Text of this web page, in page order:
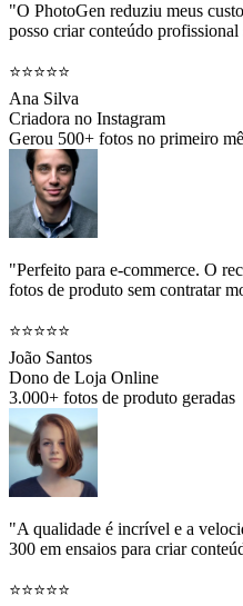
"O PhotoGen reduziu meus
posso criar conteúdo profissional
⭐⭐⭐⭐⭐
Ana Silva
Criadora no Instagram
Gerou 500+ fotos no primeiro
"Perfeito para e-commerce. O
fotos de produto sem contratar
⭐⭐⭐⭐⭐
João Santos
Dono de Loja Online
3.000+ fotos de produto geradas
"A qualidade é incrível e a
300 em ensaios para criar
⭐⭐⭐⭐⭐